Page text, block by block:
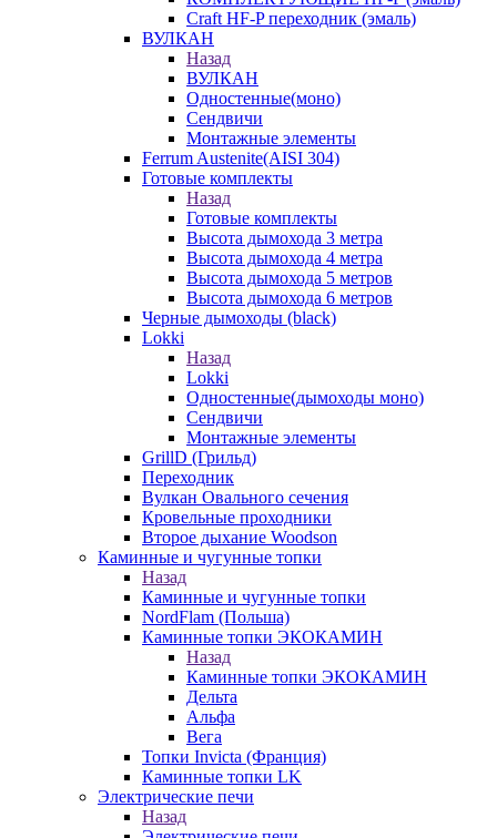
Craft HF-P переходник (эмаль)
ВУЛКАН
Назад
ВУЛКАН
Одностенные(моно)
Сендвичи
Монтажные элементы
Ferrum Austenite(AISI 304)
Готовые комплекты
Назад
Готовые комплекты
Высота дымохода 3 метра
Высота дымохода 4 метра
Высота дымохода 5 метров
Высота дымохода 6 метров
Черные дымоходы (black)
Lokki
Назад
Lokki
Одностенные(дымоходы моно)
Сендвичи
Монтажные элементы
GrillD (Грильд)
Переходник
Вулкан Овального сечения
Кровельные проходники
Второе дыхание Woodson
Каминные и чугунные топки
Назад
Каминные и чугунные топки
NordFlam (Польша)
Каминные топки ЭКОКАМИН
Назад
Каминные топки ЭКОКАМИН
Дельта
Альфа
Вега
Топки Invicta (Франция)
Каминные топки LK
Электрические печи
Назад